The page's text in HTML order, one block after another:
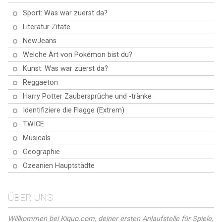
erforschen und sich mit ihnen zu
Bist du bereit für eine
beherrsche dieses zeitlose
ein Experte für römische Zahlen!
lustige Fakten in diesem
spannenden Quiz!
Fordere dich selbst heraus und
entdecke die Legenden der
Erforschen? Dann fang jetzt an!
Sport: Was war zuerst da?
Literatur Zitate
NewJeans
Welche Art von Pokémon bist du?
Kunst: Was war zuerst da?
Reggaeton
Harry Potter Zaubersprüche und -tränke
Identifiziere die Flagge (Extrem)
TWICE
Musicals
Geographie
Ozeanien Hauptstädte
ÜBER UNS
Willkommen bei Kiquo.com, deiner ersten Anlaufstelle für Spiele,